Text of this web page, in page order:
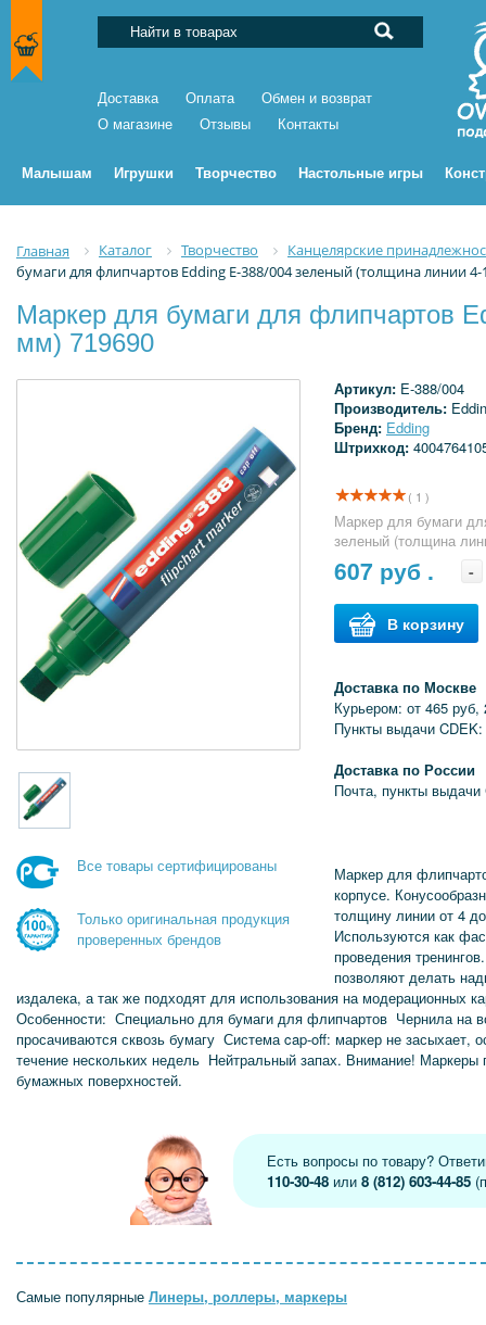
Доставка Оплата
Обмен и возврат
О магазине
Отзывы Контакты
Малышам Игрушки Творчество Настольные игры
Главная Каталог Творчество
Канцелярские
бумаги для флипчартов Edding E-388/004 зеленый (толщина линии
Маркер для бумаги для флипчартов
мм) 719690
Все товары сертифицированы
Только оригинальная продукция
проверенных брендов
Артикул: E-388/004
Производитель:
Бренд: Edding
Штрихкод:
( 1 )
Маркер для бумаги
зеленый (толщина
607 руб . -
В корзину
Доставка по Москве
Курьером: от 465 руб,
Пункты выдачи
Доставка по России
Почта, пункты выдачи
Маркер для
корпусе.
толщину линии от 4
Используются как
проведения
позволяют делать
издалека, а так же подходят для использования на модерационных
Особенности: Специально для бумаги для флипчартов Чернила на
просачиваются сквозь бумагу Система cap-off: маркер не засыхает,
течение нескольких недель Нейтральный запах. Внимание! Маркеры
бумажных поверхностей.
Есть вопросы по товару?
110-30-48 или8 (812) 603-44-85
Самые популярные Линеры, роллеры, маркеры